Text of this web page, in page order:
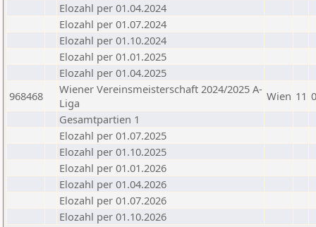
Elozahl per 01.04.2024
Elozahl per 01.07.2024
Elozahl per 01.10.2024
Elozahl per 01.01.2025
Elozahl per 01.04.2025
968468
Wiener Vereinsmeisterschaft 2024/2025 A-
Liga
Wien 11
Gesamtpartien 1
Elozahl per 01.07.2025
Elozahl per 01.10.2025
Elozahl per 01.01.2026
Elozahl per 01.04.2026
Elozahl per 01.07.2026
Elozahl per 01.10.2026